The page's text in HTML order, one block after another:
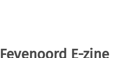
Feyenoord E-zine